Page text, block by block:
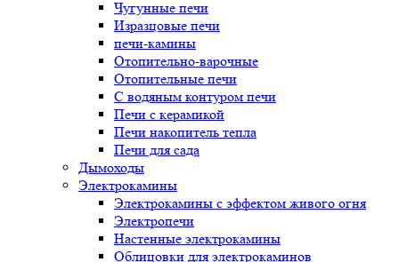
Чугунные печи
Изразцовые печи
печи-камины
Отопительно-варочные
Отопительные печи
С водяным контуром печи
Печи с керамикой
Печи накопитель тепла
Печи для сада
Дымоходы
Электрокамины
Электрокамины с эффектом живого огня
Электропечи
Настенные электрокамины
Облицовки для электрокаминов